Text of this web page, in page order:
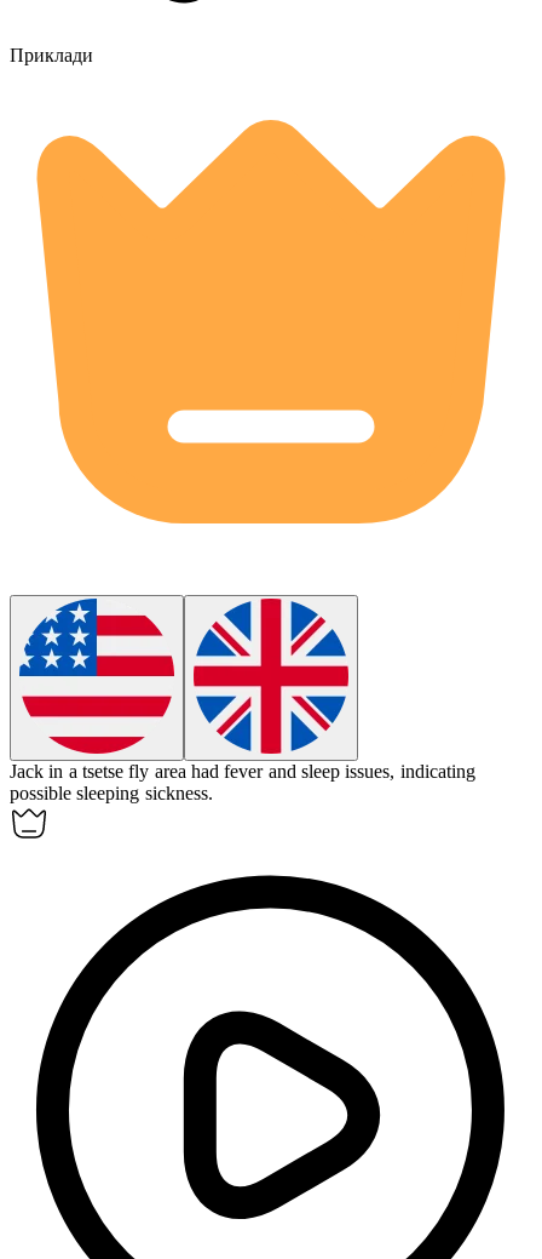
Приклади
Jack in a tsetse fly area had fever and sleep issues, indicating
possiblesleeping sickness.